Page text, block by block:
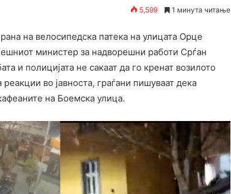
5,599 1 минута читање
на велосипедска патека на улицата Орце
министер за надворешни работи Срѓан
и полицијата не сакаат да го кренат возилото
во јавноста, граѓани пишуваат дека
на Боемска улица.